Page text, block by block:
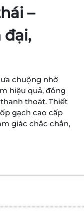
–
đại,
chuộng nhờ
hiệu quả, đồng
thoát. Thiết
gạch cao cấp
giác chắc chắn,